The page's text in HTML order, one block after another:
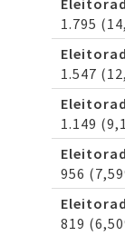
1.795
1.547
1.149
956
819